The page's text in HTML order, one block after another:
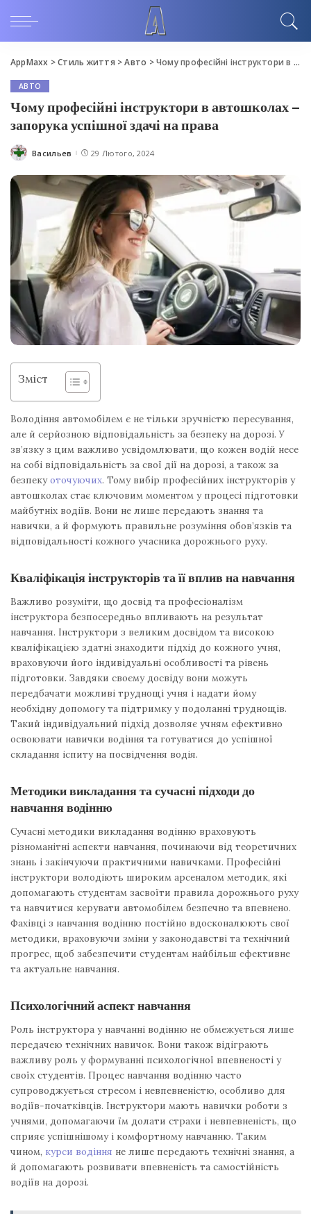
AppMaxx >Стиль життя >Авто >Чому професійні інструктори в автошколах – запорука успішної здачі на права
АВТО
Чому професійні інструктори в автошколах –
запорука успішної здачі на права
Posted
Васильев 29 Лютого, 2024
Зміст
Володіння автомобілем є не тільки зручністю пересування,
але й серйозною відповідальність за безпеку на дорозі. У
зв’язку з цим важливо усвідомлювати, що кожен водій несе
на собі відповідальність за свої дії на дорозі, а також за
безпекуоточуючих. Тому вибір професійних інструкторів у
автошколах стає ключовим моментом у процесі підготовки
майбутніх водіїв. Вони не лише передають знання та
навички, а й формують правильне розуміння обов’язків та
відповідальності кожного учасника дорожнього руху.
Кваліфікація інструкторів та її вплив на навчання
Важливо розуміти, що досвід та професіоналізм
інструктора безпосередньо впливають на результат
навчання. Інструктори з великим досвідом та високою
кваліфікацією здатні знаходити підхід до кожного учня,
враховуючи його індивідуальні особливості та рівень
підготовки. Завдяки своєму досвіду вони можуть
передбачати можливі труднощі учня і надати йому
необхідну допомогу та підтримку у подоланні труднощів.
Такий індивідуальний підхід дозволяє учням ефективно
освоювати навички водіння та готуватися до успішної
складання іспиту на посвідчення водія.
Методики викладання та сучасні підходи до
навчання водінню
Сучасні методики викладання водінню враховують
різноманітні аспекти навчання, починаючи від теоретичних
знань і закінчуючи практичними навичками. Професійні
інструктори володіють широким арсеналом методик, які
допомагають студентам засвоїти правила дорожнього руху
та навчитися керувати автомобілем безпечно та впевнено.
Фахівці з навчання водінню постійно вдосконалюють свої
методики, враховуючи зміни у законодавстві та технічний
прогрес, щоб забезпечити студентам найбільш ефективне
та актуальне навчання.
Психологічний аспект навчання
Роль інструктора у навчанні водінню не обмежується лише
передачею технічних навичок. Вони також відіграють
важливу роль у формуванні психологічної впевненості у
своїх студентів. Процес навчання водінню часто
супроводжується стресом і невпевненістю, особливо для
водіїв-початківців. Інструктори мають навички роботи з
учнями, допомагаючи їм долати страхи і невпевненість, що
сприяє успішнішому і комфортному навчанню. Таким
чином, курси водіння не лише передають технічні знання, а
й допомагають розвивати впевненість та самостійність
водіїв на дорозі.